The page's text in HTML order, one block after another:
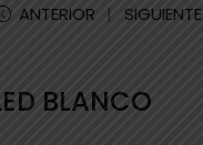
ANTERIOR SIGUIENTE
BLANCO